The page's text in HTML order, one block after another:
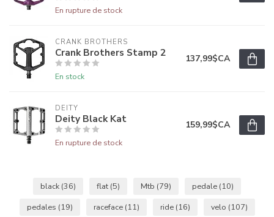
En rupture de stock
CRANK BROTHERS
Crank Brothers Stamp 2
En stock
137,99$CA
DEITY
Deity Black Kat
En rupture de stock
159,99$CA
black (36) flat (5) Mtb (79) pedale (10)
pedales (19) raceface (11) ride (16) velo (107)